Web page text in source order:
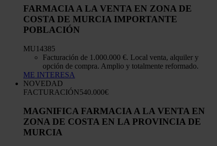
FARMACIA A LA VENTA EN ZONA DE
COSTA DE MURCIA IMPORTANTE
POBLACIÓN
MU14385
Facturación de 1.000.000 €. Local venta, alquiler y
opción de compra. Amplio y totalmente reformado.
ME INTERESA
NOVEDAD
FACTURACIÓN540.000€
MAGNIFICA FARMACIA A LA VENTA EN
ZONA DE COSTA EN LA PROVINCIA DE
MURCIA